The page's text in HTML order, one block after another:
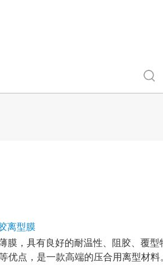
离型膜
膜，具有良好的耐温性、阻胶、覆型
优点，是一款高端的压合用离型材料